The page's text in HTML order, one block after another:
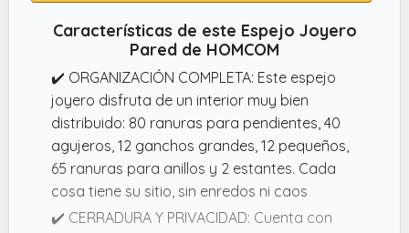
Características de este Espejo Joyero
Pared de HOMCOM
✔️ ORGANIZACIÓN COMPLETA: Este espejo
joyero disfruta de un interior muy bien
distribuido: 80 ranuras para pendientes, 40
agujeros, 12 ganchos grandes, 12 pequeños,
65 ranuras para anillos y 2 estantes. Cada
cosa tiene su sitio, sin enredos ni caos
✔️ CERRADURA Y PRIVACIDAD: Cuenta con